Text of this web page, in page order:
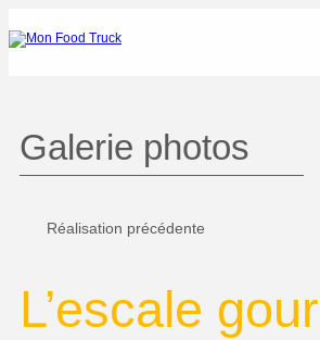
Galerie photos
Réalisation précédente
L’escale